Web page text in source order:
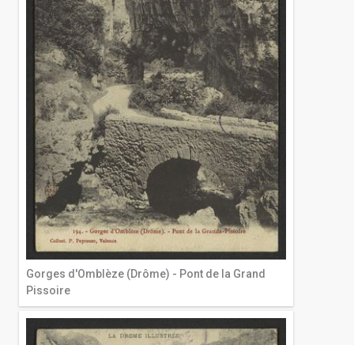
Gorges d'Omblèze (Drôme) - Pont de la Grand
Pissoire